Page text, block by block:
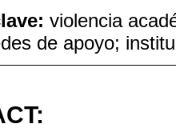
violencia
de apoyo;